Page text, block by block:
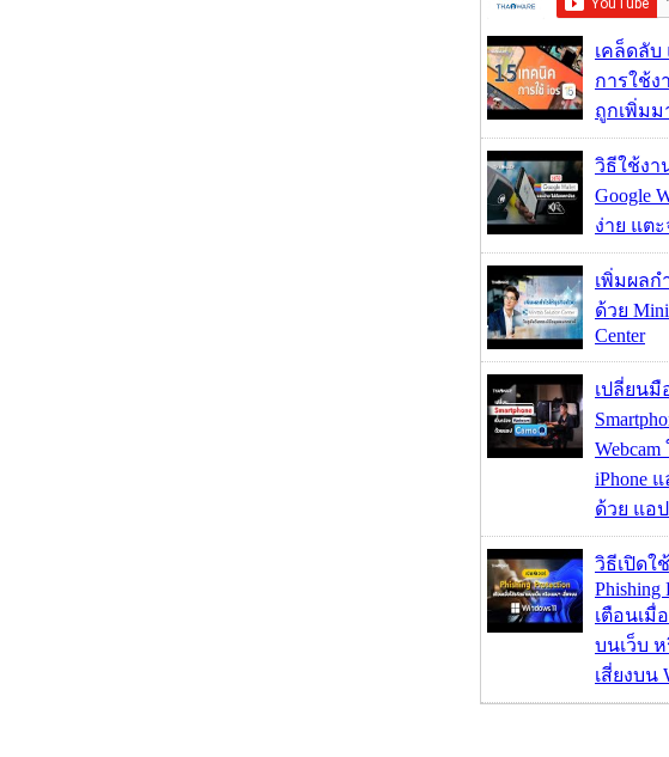
เคล็ดลับ
การใช้ง
ถูกเพิ่มม
วิธีใช้งา
Google
ง่าย แต
เพิ่มผลก
ด้วย
Center
เปลี่ยนมื
iPhone
ด้วย แอป
วิธีเปิดใ
Phishing
เตือนเมื่
บนเว็บ
เสี่ยงบน